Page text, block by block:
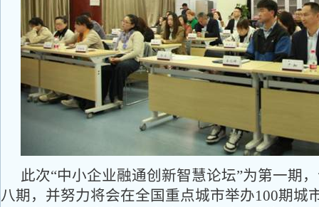
此次“中小企业融通创新智慧论坛”为第一期
八期，并努力将会在全国重点城市举办100期城